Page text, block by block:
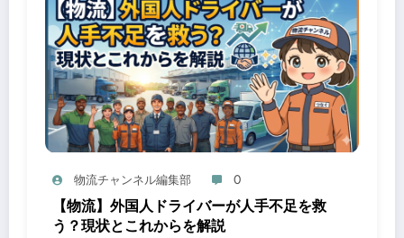
物流チャンネル編集部 0
【物流】外国人ドライバーが人手不足を救
う？現状とこれからを解説